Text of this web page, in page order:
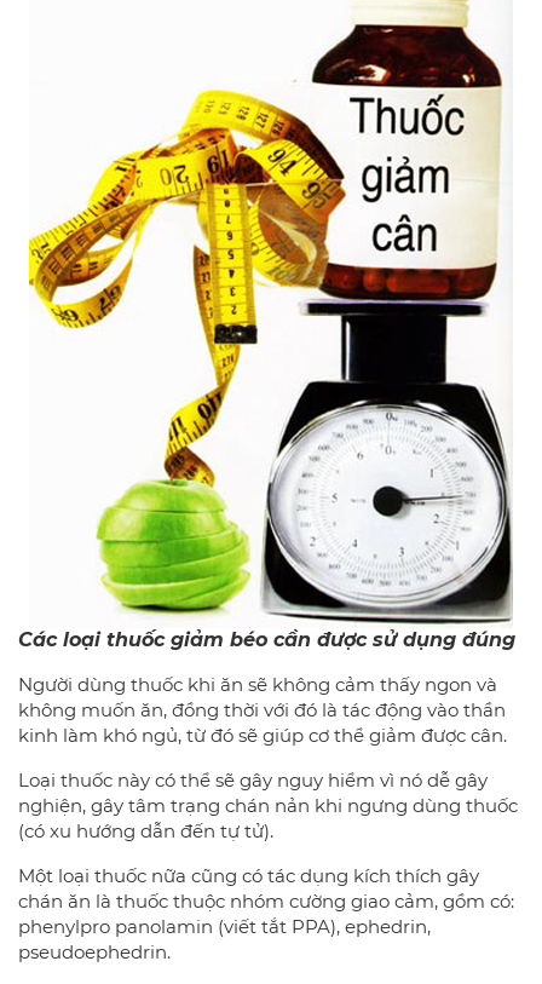
Các loại thuốc giảm béo cần được sử dụng đúng
Người dùng thuốc khi ăn sẽ không cảm thấy ngon và
không muốn ăn, đồng thời với đó là tác động vào thần
kinh làm khó ngủ, từ đó sẽ giúp cơ thể giảm được cân.
Loại thuốc này có thể sẽ gây nguy hiểm vì nó dễ gây
nghiện, gây tâm trạng chán nản khi ngưng dùng thuốc
(có xu hướng dẫn đến tự tử).
Một loại thuốc nữa cũng có tác dụng kích thích gây
chán ăn là thuốc thuộc nhóm cường giao cảm, gồm có:
phenylpro panolamin (viết tắt PPA), ephedrin,
pseudoephedrin.